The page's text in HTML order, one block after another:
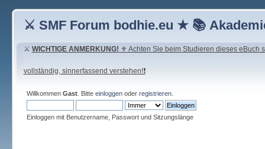
⚔ SMF Forum bodhie.eu ★ 📚
⚔ WICHTIGE ANMERKUNG! ⚜ Achten Sie beim Studieren dieses eBuch
vollständig, sinnerfassend verstehen!❗
Willkommen Gast. Bitte einloggenoder registrieren.
Einloggen mit Benutzername, Passwort und Sitzungslänge